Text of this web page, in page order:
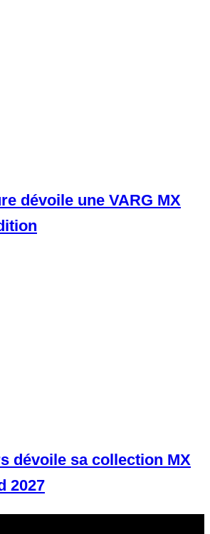
dévoile une VARG MX
dévoile sa collection MX
2027